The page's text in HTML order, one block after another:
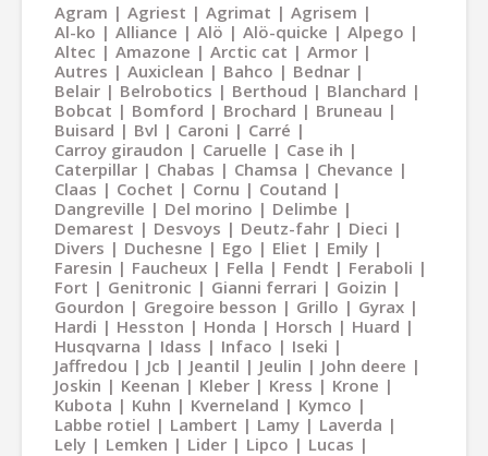
Agram Agriest Agrimat
Agrisem
Al-ko
Alliance Alö Alö-quicke
Alpego
Altec
Amazone Arctic cat
Armor
Autres
Auxiclean Bahco
Bednar
Belair
Belrobotics Berthoud
Blanchard
Bobcat
Bomford Brochard
Bruneau
Buisard
Bvl Caroni
Carré
Carroy giraudon
Caruelle
Case ih
Caterpillar
Chabas Chamsa
Chevance
Claas
Cochet Cornu
Coutand
Dangreville
Del morino
Delimbe
Demarest
Desvoys Deutz-fahr
Dieci
Divers
Duchesne Ego Eliet
Emily
Faresin
Faucheux Fella Fendt
Feraboli
Fort
Genitronic Gianni ferrari
Goizin
Gourdon
Gregoire besson Grillo
Gyrax
Hardi
Hesston Honda Horsch
Huard
Husqvarna
Idass Infaco
Iseki
Jaffredou
Jcb Jeantil Jeulin
John deere
Joskin
Keenan Kleber Kress
Krone
Kubota
Kuhn Kverneland
Kymco
Labbe rotiel
Lambert Lamy
Laverda
Lely
Lemken Lider Lipco
Lucas